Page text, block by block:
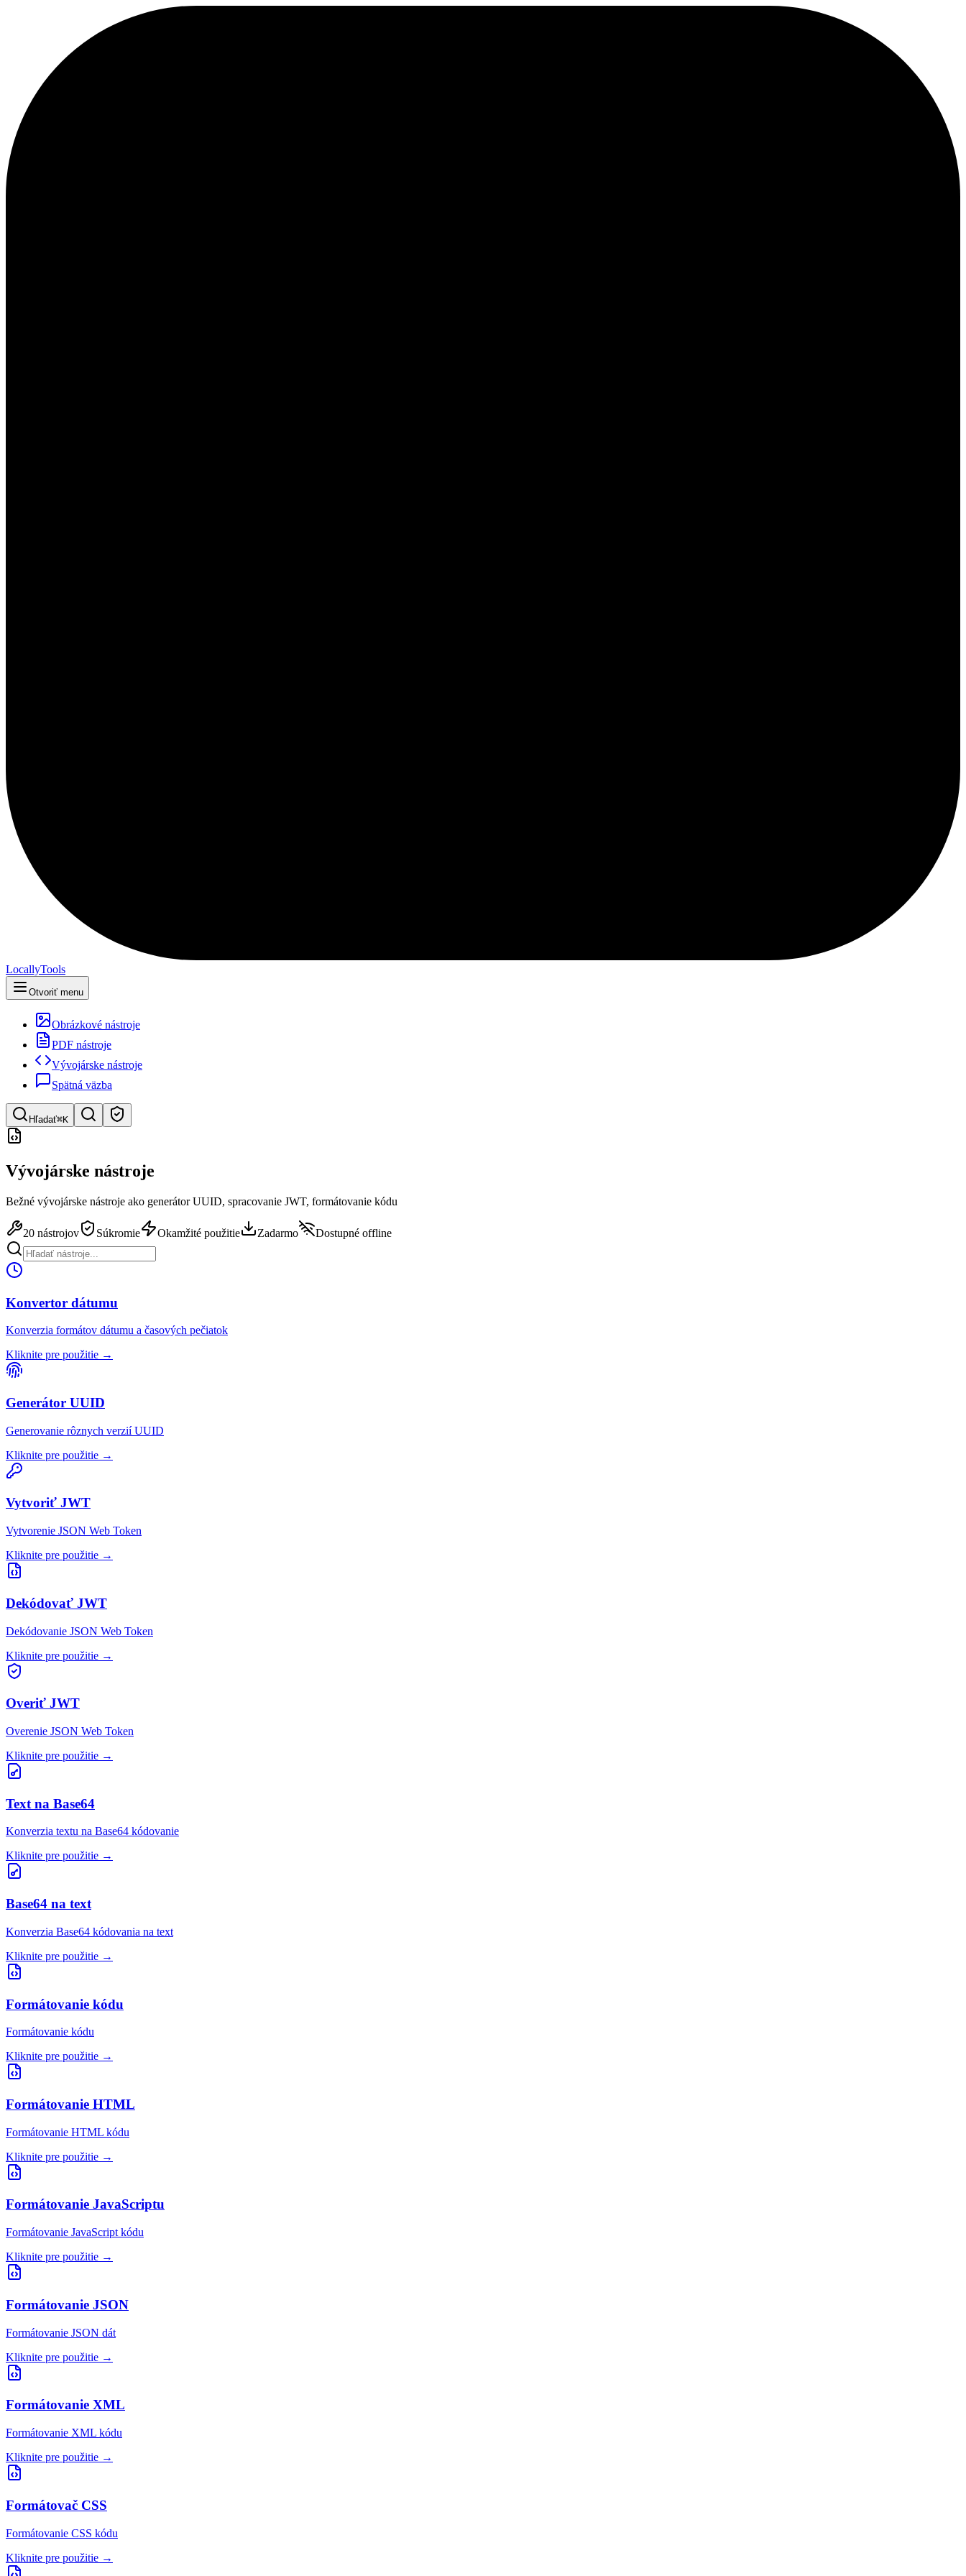
LocallyTools
Otvoriť menu
Obrázkové nástroje
PDF nástroje
Vývojárske nástroje
Spätná väzba
Hľadať⌘K
Hľadať nástroje
Rýchle vyhľadávanie nástrojov
Vývojárske nástroje
Bežné vývojárske nástroje ako generátor UUID, spracovanie JWT, formátovanie kódu
20 nástrojov Súkromie Okamžité použitie Zadarmo Dostupné offline
Konvertor dátumu
Konverzia formátov dátumu a časových pečiatok
Kliknite pre použitie →
Generátor UUID
Generovanie rôznych verzií UUID
Kliknite pre použitie →
Vytvoriť JWT
Vytvorenie JSON Web Token
Kliknite pre použitie →
Dekódovať JWT
Dekódovanie JSON Web Token
Kliknite pre použitie →
Overiť JWT
Overenie JSON Web Token
Kliknite pre použitie →
Text na Base64
Konverzia textu na Base64 kódovanie
Kliknite pre použitie →
Base64 na text
Konverzia Base64 kódovania na text
Kliknite pre použitie →
Formátovanie kódu
Formátovanie kódu
Kliknite pre použitie →
Formátovanie HTML
Formátovanie HTML kódu
Kliknite pre použitie →
Formátovanie JavaScriptu
Formátovanie JavaScript kódu
Kliknite pre použitie →
Formátovanie JSON
Formátovanie JSON dát
Kliknite pre použitie →
Formátovanie XML
Formátovanie XML kódu
Kliknite pre použitie →
Formátovač CSS
Formátovanie CSS kódu
Kliknite pre použitie →